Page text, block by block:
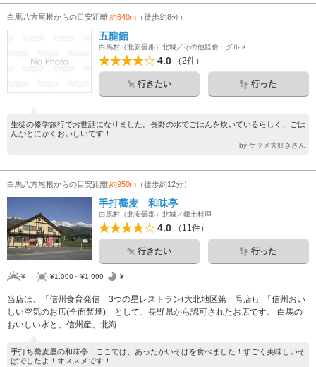
白馬八方尾根からの目安距離約640m （徒歩約8分）
五龍館
白馬村（北安曇郡）北城／その他軽食・グルメ
4.0 （2件）
行きたい 行った
生徒の修学旅行でお世話になりました。長野の水でごはんを炊いているらしく、ごは
んがとにかくおいしいです！
by ケツメ大好きさん
白馬八方尾根からの目安距離約950m （徒歩約12分）
手打蕎麦 和味亭
白馬村（北安曇郡）北城／郷土料理
4.0 （11件）
行きたい 行った
¥---- ¥1,000～¥1,999 ¥----
当店は、「信州食育発信 3つの星レストラン(大北地区第一号店)」「信州おい
しい空気のお店(全面禁煙)」として、長野県から認可されたお店です。 白馬の
おいしい水と、信州産、北海...
手打ち蕎麦屋の和味亭！ここでは、あったかいそばを食べました！すごく美味しいそ
ばでしたよ！オススメです！